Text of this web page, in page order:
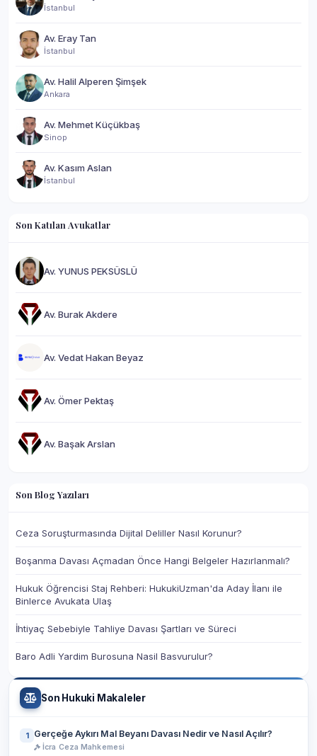
İstanbul
Av. Eray Tan
İstanbul
Av. Halil Alperen Şimşek
Ankara
Av. Mehmet Küçükbaş
Sinop
Av. Kasım Aslan
İstanbul
Son Katılan Avukatlar
Av. YUNUS PEKSÜSLÜ
Av. Burak Akdere
Av. Vedat Hakan Beyaz
Av. Ömer Pektaş
Av. Başak Arslan
Son Blog Yazıları
Ceza Soruşturmasında Dijital Deliller Nasıl Korunur?
Boşanma Davası Açmadan Önce Hangi Belgeler Hazırlanmalı?
Hukuk Öğrencisi Staj Rehberi: HukukiUzman'da Aday İlanı ile
Binlerce Avukata Ulaş
İhtiyaç Sebebiyle Tahliye Davası Şartları ve Süreci
Baro Adli Yardim Burosuna Nasil Basvurulur?
Son Hukuki Makaleler
1 Gerçeğe Aykırı Mal Beyanı Davası Nedir ve Nasıl Açılır?
İcra Ceza Mahkemesi